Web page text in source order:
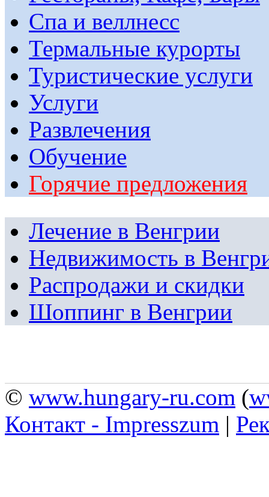
Спа и веллнесс
Термальные курорты
Туристические услуги
Услуги
Развлечения
Обучение
Горячие предложения
Лечение в Венгрии
Недвижимость в
Распродажи и скидки
Шоппинг в Венгрии
© www.hungary-ru.com (
Контакт - Impresszum |